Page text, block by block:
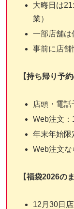
大晦日は
業）
一部店舗は
事前に店舗
【持ち帰り予
店頭・電
Web注文
年末年始限
Web注文
【福袋2026の
12月30日